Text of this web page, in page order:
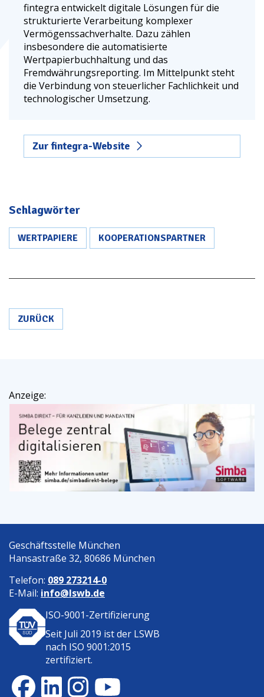
fintegra entwickelt digitale Lösungen für die
strukturierte Verarbeitung komplexer
Vermögenssachverhalte. Dazu zählen
insbesondere die automatisierte
Wertpapierbuchhaltung und das
Fremdwährungsreporting. Im Mittelpunkt steht
die Verbindung von steuerlicher Fachlichkeit und
technologischer Umsetzung.
Zur fintegra-Website
Schlagwörter
WERTPAPIERE KOOPERATIONSPARTNER
ZURÜCK
Anzeige:
Geschäftsstelle München
Hansastraße 32, 80686 München
Telefon: 089 273214-0
E-Mail: info@lswb.de
ISO-9001-Zertifizierung
Seit Juli 2019 ist der LSWB
nach ISO 9001:2015
zertifiziert.